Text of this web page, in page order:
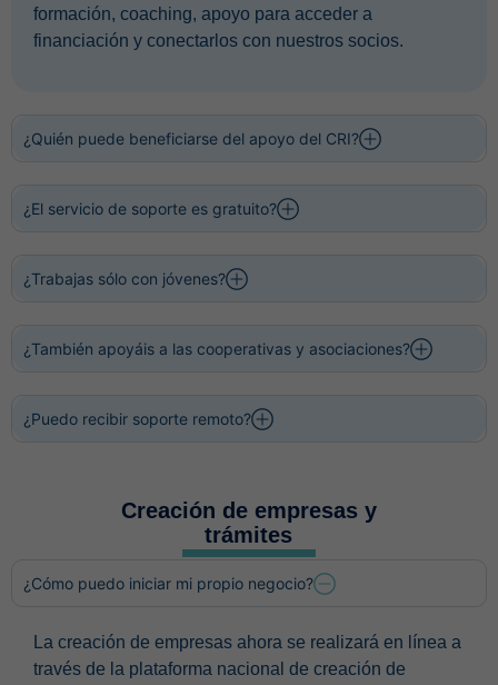
formación, coaching, apoyo para acceder a
financiación y conectarlos con nuestros socios.
¿Quién puede beneficiarse del apoyo del CRI?
¿El servicio de soporte es gratuito?
¿Trabajas sólo con jóvenes?
¿También apoyáis a las cooperativas y asociaciones?
¿Puedo recibir soporte remoto?
Creación de empresas y
trámites
¿Cómo puedo iniciar mi propio negocio?
La creación de empresas ahora se realizará en línea a
través de la plataforma nacional de creación de